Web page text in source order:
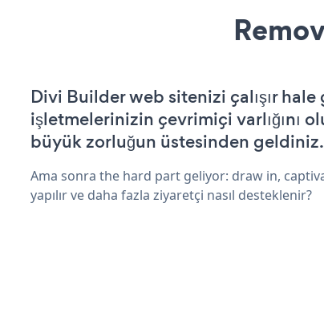
Divi Builder web sitenizi çalışır
işletmelerinizin çevrimiçi varlığını
büyük zorluğun üstesinden
Ama sonra the hard part geliyor: draw in,
yapılır ve daha fazla ziyaretçi nasıl desteklenir?